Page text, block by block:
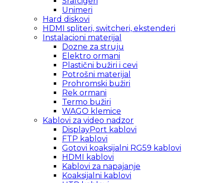
Unimeri
Hard diskovi
HDMI spliteri, switcheri, ekstenderi
Instalacioni materijal
Dozne za struju
Elektro ormani
Plastični bužiri i cevi
Potrošni materijal
Prohromski bužiri
Rek ormani
Termo bužiri
WAGO klemice
Kablovi za video nadzor
DisplayPort kablovi
FTP kablovi
Gotovi koaksijalni RG59 kablovi
HDMI kablovi
Kablovi za napajanje
Koaksijalni kablovi